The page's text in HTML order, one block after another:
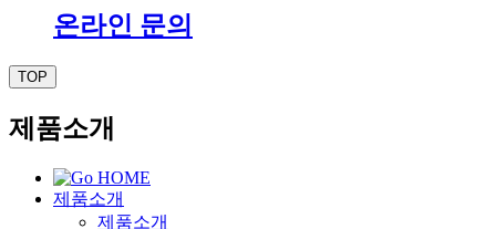
온라인 문의
TOP
제품소개
제품소개
제품소개